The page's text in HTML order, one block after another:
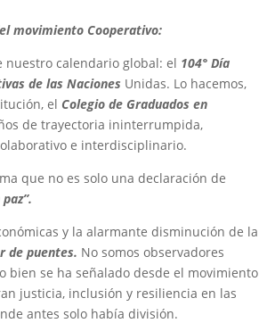
movimiento Cooperativo:
nuestro calendario global: el 104° Día
de las Naciones Unidas. Lo hacemos,
el Colegio de Graduados en
de trayectoria ininterrumpida,
e interdisciplinario.
que no es solo una declaración de
y la alarmante disminución de la
de puentes. No somos observadores
bien se ha señalado desde el movimiento
justicia, inclusión y resiliencia en las
antes solo había división.